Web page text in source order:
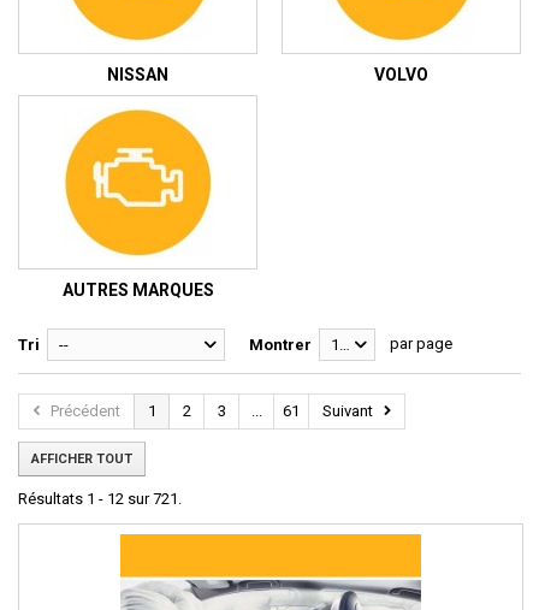
NISSAN VOLVO
AUTRES MARQUES
Tri -- Montrer 12 par page
Précédent 1 2 3 ... 61 Suivant
AFFICHER TOUT
Résultats 1 - 12 sur 721.